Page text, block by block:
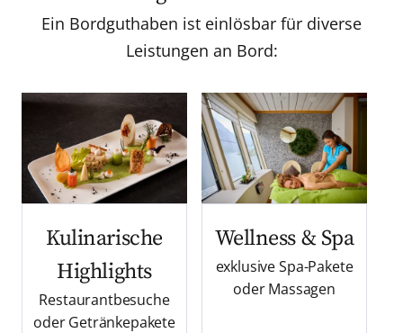
Ein Bordguthaben ist einlösbar für diverse
Leistungen an Bord:
Kulinarische
Highlights
Restaurantbesuche
oder Getränkepakete
Wellness & Spa
exklusive Spa-Pakete
oder Massagen